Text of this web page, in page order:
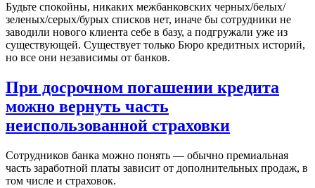
Будьте спокойны, никаких межбанковских черных/белых/
зеленых/серых/бурых списков нет, иначе бы сотрудники не
заводили нового клиента себе в базу, а подгружали уже из
существующей. Существует только Бюро кредитных историй,
но все они независимы от банков.
При досрочном погашении кредита
можно вернуть часть
неиспользованной страховки
Сотрудников банка можно понять — обычно премиальная
часть заработной платы зависит от дополнительных продаж, в
том числе и страховок.